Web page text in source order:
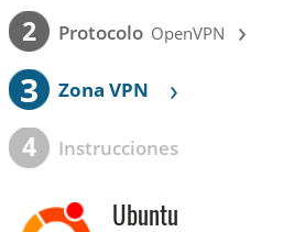
2 Protocolo OpenVPN ›
3 Zona VPN ›
4 Instrucciones
Ubuntu